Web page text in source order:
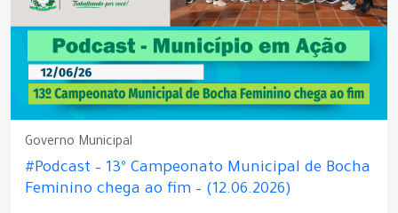
Governo Municipal
#Podcast – 13º Campeonato Municipal de Bocha
Feminino chega ao fim – (12.06.2026)